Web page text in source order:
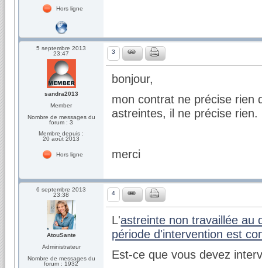
Hors ligne
5 septembre 2013
23:47
sandra2013
Member
Nombre de messages du
forum : 3
Membre depuis :
20 août 2013
Hors ligne
3
bonjour,
mon contrat ne précise rien
astreintes, il ne précise rien.
merci
6 septembre 2013
23:38
AtouSante
Administrateur
Nombre de messages du
forum : 1932
4
L'astreinte non travaillée au
période d'intervention est
Est-ce que vous devez